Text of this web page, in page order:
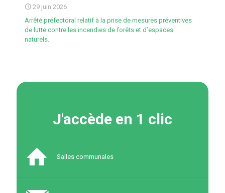
29 juin 2026
Arrêté préfectoral relatif à la prise de mesures préventives
de lutte contre les incendies de forêts et d’espaces
naturels.
J'accède en 1 clic
Salles communales